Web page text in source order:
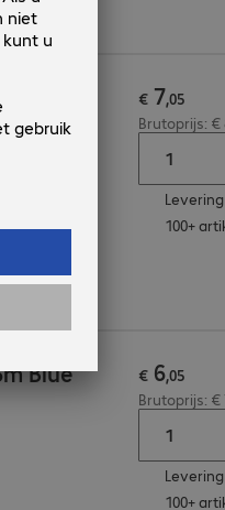
€ 7,05
Brutoprijs: €
100+
Blue € 6,05
Brutoprijs: €
100+